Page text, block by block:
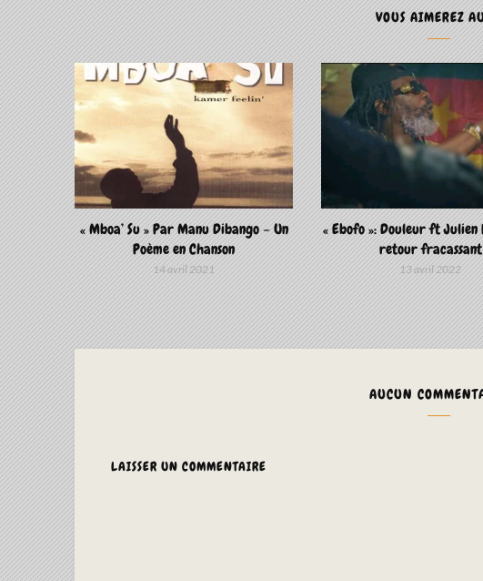
VOUS AIMEREZ
« Mboa’ Su » Par Manu Dibango – Un
Poème en Chanson
14 avril 2021
« Ebofo »: Douleur ft Julien
retour fracassant
13 avril 2022
AUCUN
LAISSER UN COMMENTAIRE